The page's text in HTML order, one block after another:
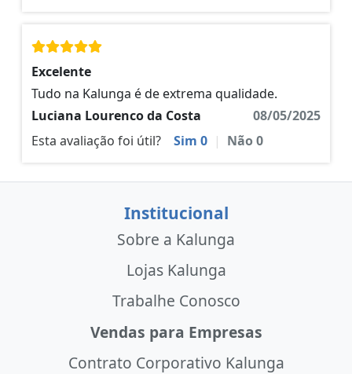
Excelente
Tudo na Kalunga é de extrema qualidade.
Luciana Lourenco da Costa
08/05/2025
Esta avaliação foi útil?
Sim 0 | Não0
Institucional
Sobre a Kalunga
Lojas Kalunga
Trabalhe Conosco
Vendas para Empresas
Contrato Corporativo Kalunga